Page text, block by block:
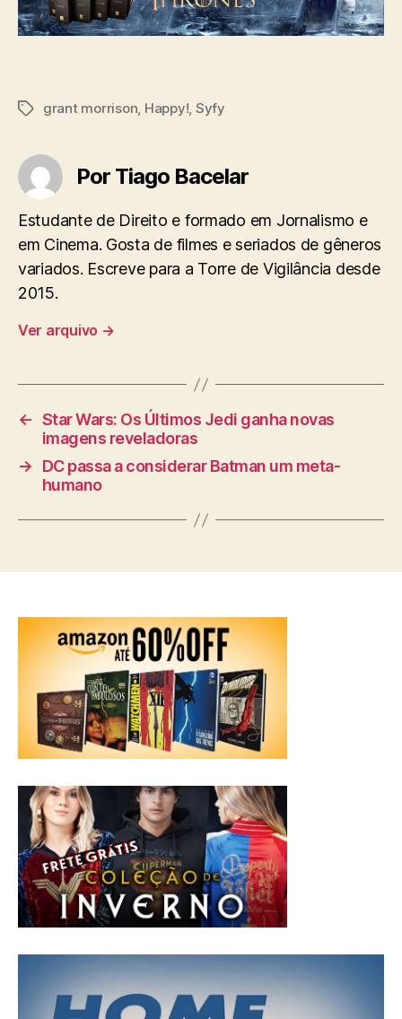
Tagsgrant morrison, Happy!, Syfy
Por Tiago Bacelar
Estudante de Direito e formado em Jornalismo e
em Cinema. Gosta de filmes e seriados de gêneros
variados. Escreve para a Torre de Vigilância desde
2015.
Ver arquivo →
← Star Wars: Os Últimos Jedi ganha novas
imagens reveladoras
→
DC passa a considerar Batman um meta-
humano